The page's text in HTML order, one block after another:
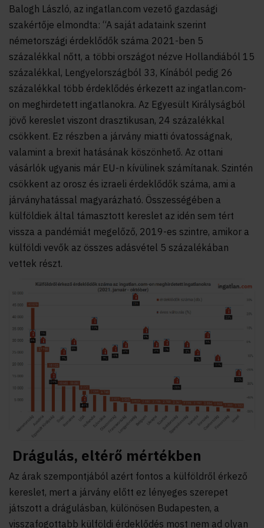
Balogh László, az ingatlan.com vezető gazdasági
szakértője elmondta: “A saját adataink szerint
németországi érdeklődők száma 2021-ben 5
százalékkal nőtt, a többi országot nézve Hollandiából 15
százalékkal, Lengyelországból 33, Kínából pedig 26
százalékkal több érdeklődés érkezett az ingatlan.com-
on meghirdetett ingatlanokra. Az Egyesült Királyságból
jövő kereslet viszont drasztikusan, 24 százalékkal
csökkent. Ez részben a járvány miatti óvatosságnak,
valamint a brexit hatásának köszönhető. Az ottani
vásárlók ugyanis már EU-n kívülinek számítanak. Szintén
csökkent az orosz és izraeli érdeklődők száma, ami a
járványhatással magyarázható. Összességében a
külföldiek által támasztott kereslet az idén sem tért
vissza a pandémiát megelőző, 2019-es szintre, amikor a
külföldi vevők az összes adásvétel 5 százalékában
vettek részt.
Drágulás, eltérő mértékben
Az árak szempontjából azért fontos a külföldről érkező
kereslet, mert a járvány előtt ez lényeges szerepet
játszott a drágulásban, különösen Budapesten, a
visszafogottabb külföldi érdeklődés most nem ad olyan